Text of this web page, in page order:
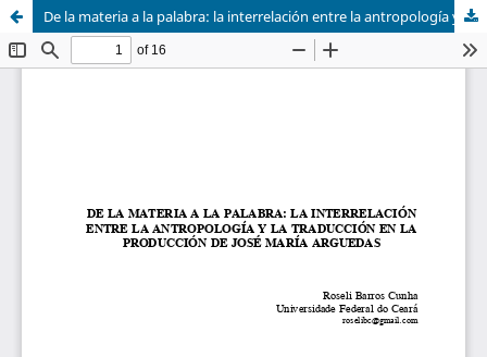
De la materia a la palabra: la interrelación entre la antropología y la traducción en la producción de José María Arguedas